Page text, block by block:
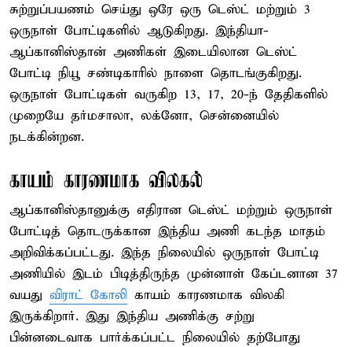
சுற்றுப்பயணம் செய்து ஒரே ஒரு டெஸ்ட் மற்றும் 3
ஒருநாள் போட்டிகளில் ஆடுகிறது. இந்தியா-
ஆப்கானிஸ்தான் அணிகள் இடையிலான டெஸ்ட்
போட்டி நியூ சண்டிகாரில் நாளை தொடங்குகிறது.
ஒருநாள் போட்டிகள் வருகிற 13, 17, 20-ந் தேதிகளில்
முறையே தர்மசாலா, லக்னோ, சென்னையில்
நடக்கின்றன.
காயம் காரணமாக விலகல்
ஆப்கானிஸ்தானுக்கு எதிரான டெஸ்ட் மற்றும் ஒருநாள்
போட்டித் தொடருக்கான இந்திய அணி கடந்த மாதம்
அறிவிக்கப்பட்டது. இந்த நிலையில் ஒருநாள் போட்டி
அணியில் இடம் பிடித்திருந்த முன்னாள் கேப்டனான 37
வயது விராட் கோலி காயம் காரணமாக விலகி
இருக்கிறார். இது இந்திய அணிக்கு சற்று
பின்னடைவாக பார்க்கப்பட்ட நிலையில் தற்போது